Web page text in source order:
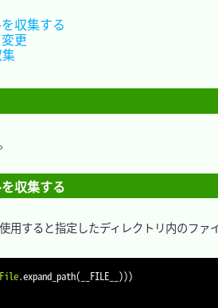
収集する
すると指定したディレクトリ内のファ
File.expand_path( __FILE__ )))